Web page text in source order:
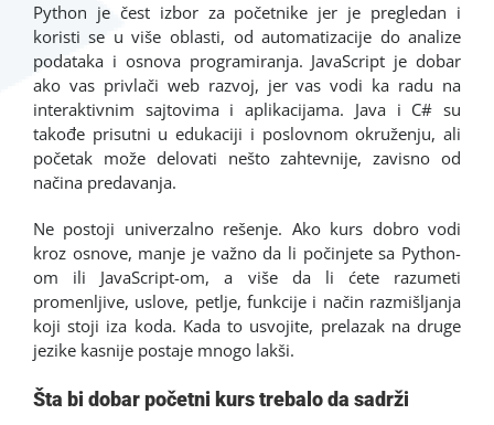
Python je čest izbor za početnike jer je pregledan i
koristi se u više oblasti, od automatizacije do analize
podataka i osnova programiranja. JavaScript je dobar
ako vas privlači web razvoj, jer vas vodi ka radu na
interaktivnim sajtovima i aplikacijama. Java i C# su
takođe prisutni u edukaciji i poslovnom okruženju, ali
početak može delovati nešto zahtevnije, zavisno od
načina predavanja.
Ne postoji univerzalno rešenje. Ako kurs dobro vodi
kroz osnove, manje je važno da li počinjete sa Python-
om ili JavaScript-om, a više da li ćete razumeti
promenljive, uslove, petlje, funkcije i način razmišljanja
koji stoji iza koda. Kada to usvojite, prelazak na druge
jezike kasnije postaje mnogo lakši.
Šta bi dobar početni kurs trebalo da sadrži